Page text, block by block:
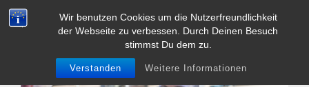
Wir benutzen Cookies um die Nutzerfreundlichkeit
der Webseite zu verbessen. Durch Deinen Besuch
stimmst Du dem zu.
Verstanden Weitere Informationen
Zum
Inhalt
Tobias Heller
Main